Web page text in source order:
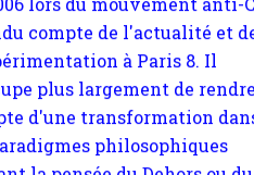
philosophiques
la pensée du Dehors ou du
omme la nomme les
classique. Nous
quant à nous déjà basculé
dans la modernité